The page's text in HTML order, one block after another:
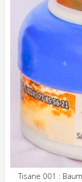
Tisane 001 :